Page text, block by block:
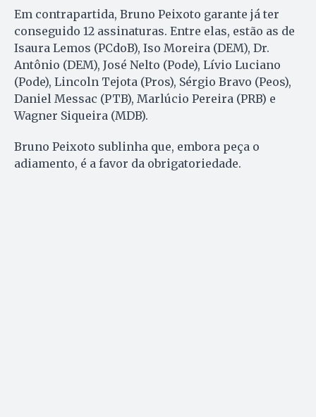
Em contrapartida, Bruno Peixoto garante já ter
conseguido 12 assinaturas. Entre elas, estão as de
Isaura Lemos (PCdoB), Iso Moreira (DEM), Dr.
Antônio (DEM), José Nelto (Pode), Lívio Luciano
(Pode), Lincoln Tejota (Pros), Sérgio Bravo (Peos),
Daniel Messac (PTB), Marlúcio Pereira (PRB) e
Wagner Siqueira (MDB).
Bruno Peixoto sublinha que, embora peça o
adiamento, é a favor da obrigatoriedade.